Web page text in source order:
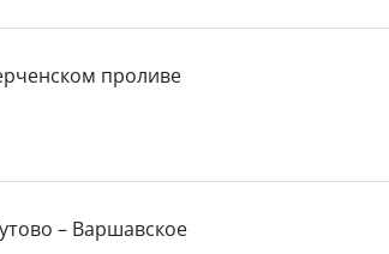
проливе
– Варшавское